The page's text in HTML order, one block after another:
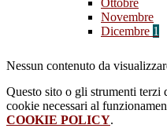
Ottobre
Novembre
Dicembre 1
Nessun contenuto da
Questo sito o gli strumenti terzi
cookie necessari al
COOKIE POLICY.